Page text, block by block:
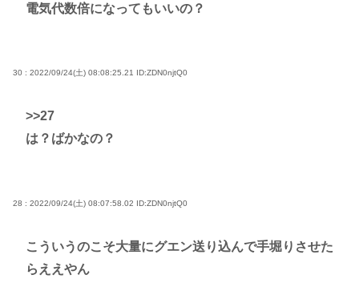
電気代数倍になってもいいの？
30 : 2022/09/24(土) 08:08:25.21 ID:ZDN0njtQ0
>>27
は？ばかなの？
28 : 2022/09/24(土) 08:07:58.02 ID:ZDN0njtQ0
こういうのこそ大量にグエン送り込んで手堀りさせた
らええやん